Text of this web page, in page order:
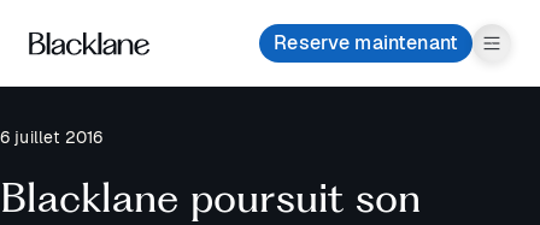
Reserve maintenant
6 juillet 2016
Blacklane poursuit son